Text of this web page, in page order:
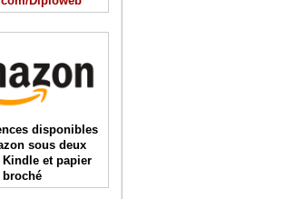
disponibles
sous deux
et papier
broché